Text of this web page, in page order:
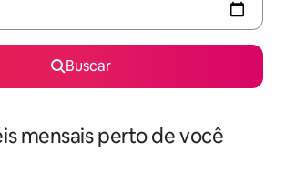
Buscar
mensais perto de você